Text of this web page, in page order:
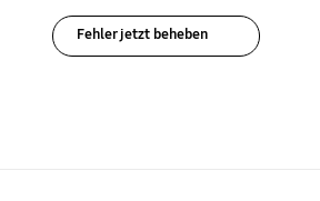
Fehler jetzt beheben